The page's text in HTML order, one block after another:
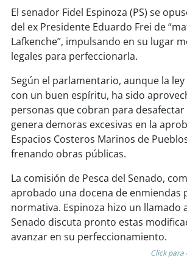
soyiquique
soycalama
soy copiapó
soy valparaíso
soyquillota
soy sanantonio
soy chillán
sancarlos
El senador Fidel Espinoza (PS) se
del ex Presidente Eduardo Frei de
Lafkenche”, impulsando en su lugar
legales para perfeccionarla.
Según el parlamentario, aunque la ley
con un buen espíritu, ha sido
personas que cobran para
genera demoras excesivas en la
Espacios Costeros Marinos de
frenando obras públicas.
La comisión de Pesca del Senado,
aprobado una docena de enmiendas
normativa. Espinoza hizo un llamado
Senado discuta pronto estas
avanzar en su perfeccionamiento.
Click para